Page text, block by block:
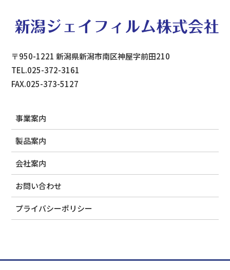
〒950-1221 新潟県新潟市南区神屋字前田210
TEL.025-372-3161
FAX.025-373-5127
事業案内
製品案内
会社案内
お問い合わせ
プライバシーポリシー